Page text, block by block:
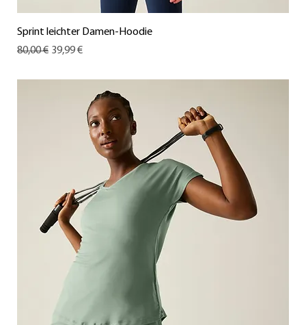
Sprint leichter Damen-Hoodie
Standardpreis
80,00 € Sale-Preis
39,99 €